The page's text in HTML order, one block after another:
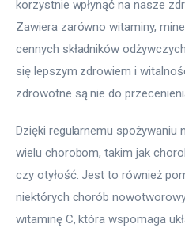
korzystnie wpłynąć na nasze
Zawiera zarówno witaminy,
cennych składników
się lepszym zdrowiem i
zdrowotne są nie do
Dzięki regularnemu
wielu chorobom, takim jak
czy otyłość. Jest to również
niektórych chorób
witaminę C, która wspomaga